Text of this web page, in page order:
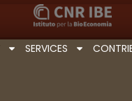
SERVICES